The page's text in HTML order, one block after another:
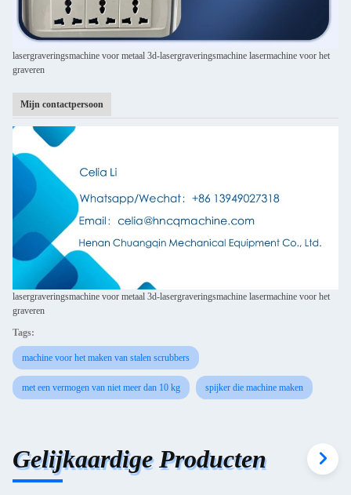
lasergraveringsmachine voor metaal 3d-lasergraveringsmachine lasermachine voor het
graveren
Mijn contactpersoon
lasergraveringsmachine voor metaal 3d-lasergraveringsmachine lasermachine voor het
graveren
Tags:
machine voor het maken van stalen scrubbers
met een vermogen van niet meer dan 10 kg spijker die machine maken
Gelijkaardige Producten